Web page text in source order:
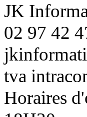
JK
02 97 42
tva
Horaires